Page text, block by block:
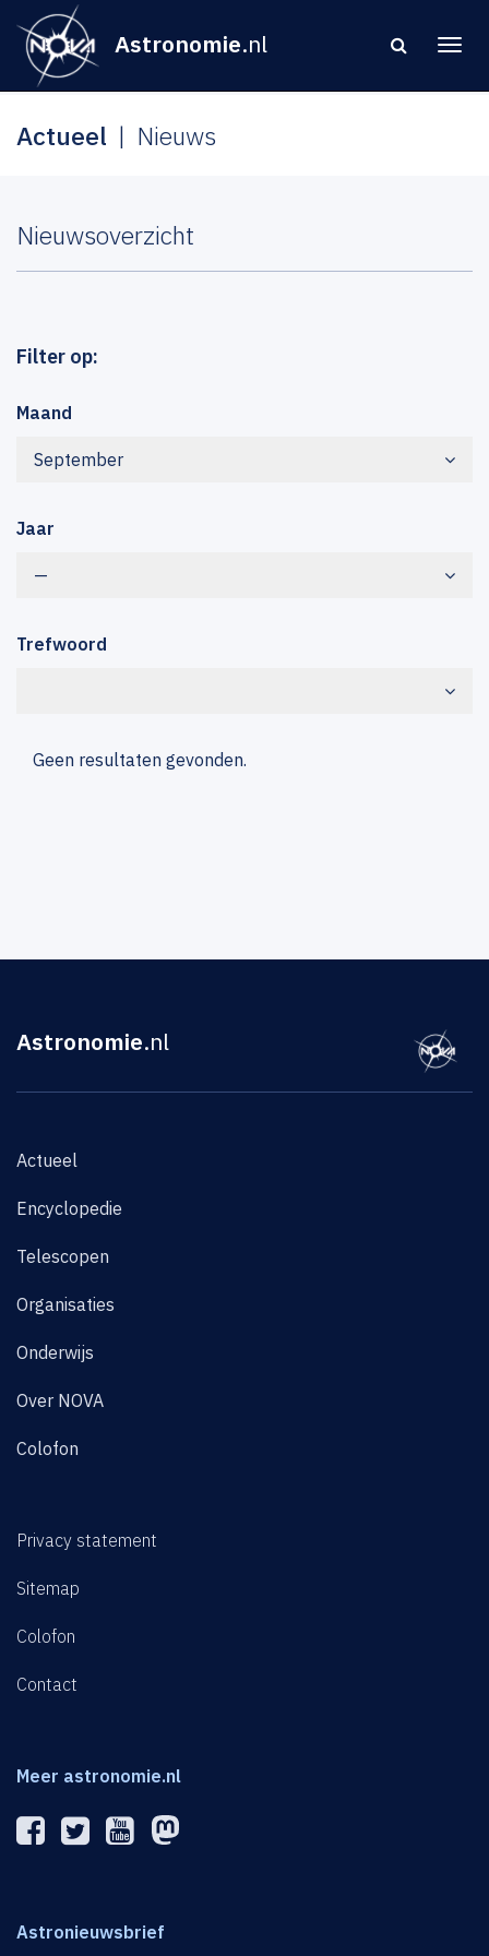
Astronomie.nl
Actueel Nieuws
Nieuwsoverzicht
Filter op:
Maand
September
Jaar
—
Trefwoord
Geen resultaten gevonden.
Astronomie.nl
Actueel
Encyclopedie
Telescopen
Organisaties
Onderwijs
Over NOVA
Colofon
Privacy statement
Sitemap
Colofon
Contact
Meer astronomie.nl
Astronieuwsbrief